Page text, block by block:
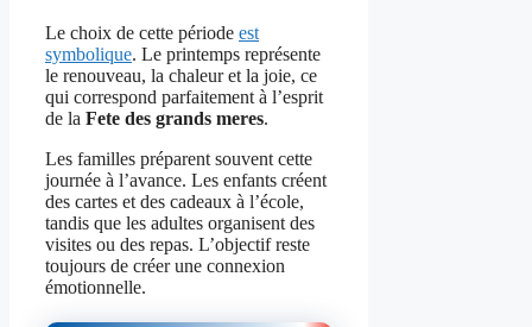
Le choix de cette période est
symbolique. Le printemps représente
le renouveau, la chaleur et la joie, ce
qui correspond parfaitement à l’esprit
de la Fete des grands meres.
Les familles préparent souvent cette
journée à l’avance. Les enfants créent
des cartes et des cadeaux à l’école,
tandis que les adultes organisent des
visites ou des repas. L’objectif reste
toujours de créer une connexion
émotionnelle.